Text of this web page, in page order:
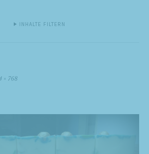
INHALTE FILTERN
× 768